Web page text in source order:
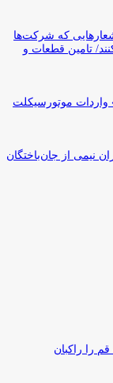
که شرکت‌ها
تامین قطعات و
موتورسیکلت
نیمی از جان‌باختگان
قم را راکبان